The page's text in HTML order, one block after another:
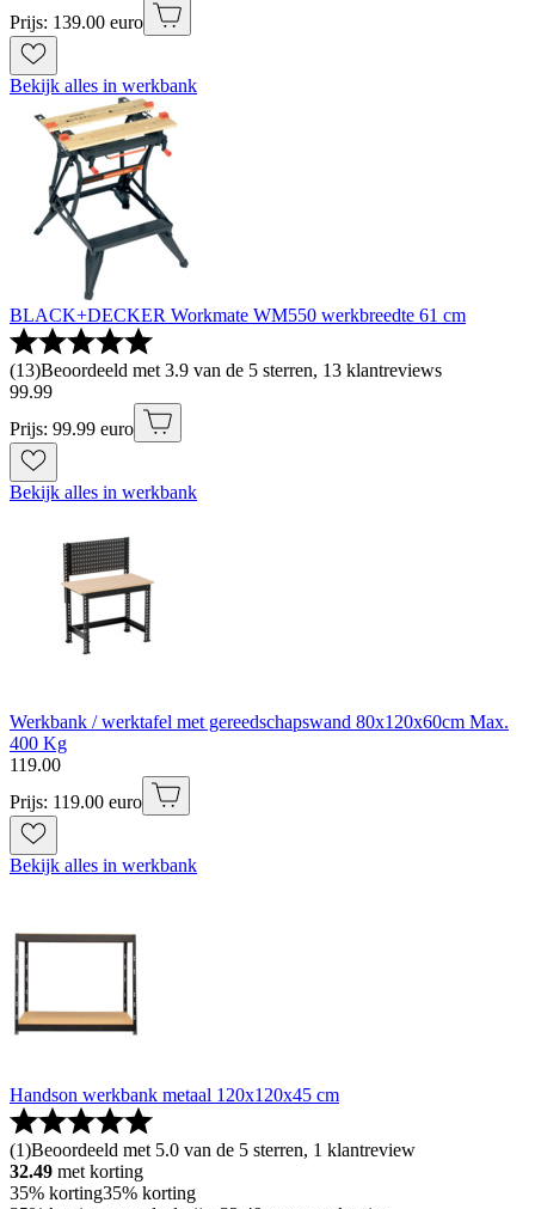
Prijs: 139.00 euro
Bekijk alles in werkbank
BLACK+DECKER Workmate WM550 werkbreedte 61 cm
(13)Beoordeeld met 3.9 van de 5 sterren, 13 klantreviews
99.99
Prijs: 99.99 euro
Bekijk alles in werkbank
Werkbank / werktafel met gereedschapswand 80x120x60cm Max.
400 Kg
119.00
Prijs: 119.00 euro
Bekijk alles in werkbank
Handson werkbank metaal 120x120x45 cm
(1)Beoordeeld met 5.0 van de 5 sterren, 1 klantreview
32.49 met korting
35% korting35% korting